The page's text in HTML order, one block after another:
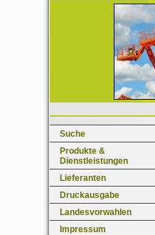
Suche
Produkte &
Dienstleistungen
Lieferanten
Druckausgabe
Landesvorwahlen
Impressum